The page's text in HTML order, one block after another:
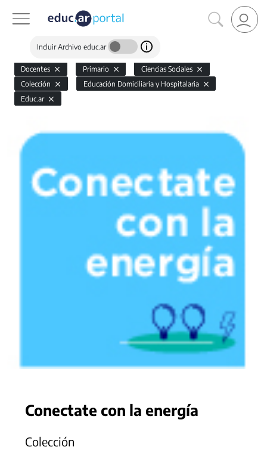
Incluir Archivo educ.ar
Docentes Primario
Ciencias Sociales
Colección
Educación Domiciliaria y Hospitalaria
Educ.ar
Conectate con la energía
Colección